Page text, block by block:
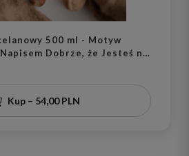
500 ml - Motyw
Dobrze, że Jesteś na
Kup – 54,00 PLN